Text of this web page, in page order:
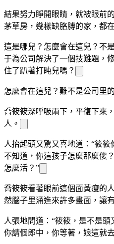
結果努力睜開眼睛， 就被眼前的
茅草房，幾樣缺胳膊的家 ， 都
這是哪兒？ 怎麼會在這兒？ 不
于為公司解決了一個技難題，
住了趴著打盹兒嗎？
怎麼會在這兒？難不是公司里
喬筱筱深呼吸兩下，平復下來，
人。
人抬起頭又驚又喜地道：“筱
不知道，你這孩子怎麼那麼傻
怎麼活？”
喬筱筱看著眼前這個面黃瘦的
然腦子里涌進來許多畫面，讓
人張地問道：“筱筱，是不是頭
你請個郎中，你等著，娘這就